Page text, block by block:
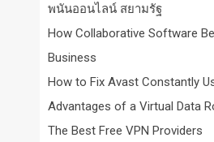
พนันออนไลน์ สยามรัฐ
How Collaborative Software
Business
How to Fix Avast Constantly
Advantages of a Virtual Data
The Best Free VPN Providers